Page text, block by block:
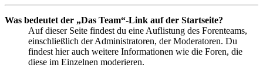
Was bedeutet der „Das Team“-Link auf der Startseite?
Auf dieser Seite findest du eine Auflistung des Forenteams,
einschließlich der Administratoren, der Moderatoren. Du
findest hier auch weitere Informationen wie die Foren, die
diese im Einzelnen moderieren.